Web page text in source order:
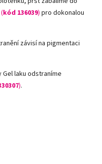
kód 136039) pro dokonalou
závisí na pigmentaci
laku odstraníme
).